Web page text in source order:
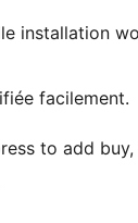
installation
facilement.
to add